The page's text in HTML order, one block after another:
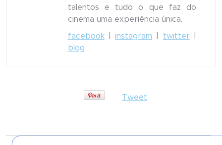
talentos e tudo o que faz do
cinema uma experiência única.
facebook|instagram twitter|
blog
Tweet